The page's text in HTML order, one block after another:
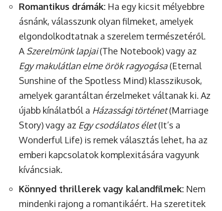
Romantikus drámák: Ha egy kicsit mélyebbre
ásnánk, válasszunk olyan filmeket, amelyek
elgondolkodtatnak a szerelem természetéről.
A Szerelmünk lapjai(The Notebook) vagy az
Egy makulátlan elme örök ragyogása(Eternal
Sunshine of the Spotless Mind) klasszikusok,
amelyek garantáltan érzelmeket váltanak ki. Az
újabb kínálatból a Házassági történet(Marriage
Story) vagy az Egy csodálatos élet(It’s a
Wonderful Life) is remek választás lehet, ha az
emberi kapcsolatok komplexitására vagyunk
kíváncsiak.
Könnyed thrillerek vagy kalandfilmek: Nem
mindenki rajong a romantikáért. Ha szeretitek